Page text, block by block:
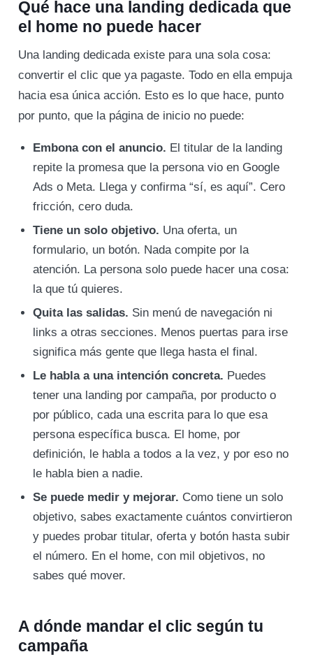
Qué hace una landing dedicada que
el home no puede hacer
Una landing dedicada existe para una sola cosa:
convertir el clic que ya pagaste. Todo en ella empuja
hacia esa única acción. Esto es lo que hace, punto
por punto, que la página de inicio no puede:
Embona con el anuncio. El titular de la landing
repite la promesa que la persona vio en Google
Ads o Meta. Llega y confirma “sí, es aquí”. Cero
fricción, cero duda.
Tiene un solo objetivo. Una oferta, un
formulario, un botón. Nada compite por la
atención. La persona solo puede hacer una cosa:
la que tú quieres.
Quita las salidas. Sin menú de navegación ni
links a otras secciones. Menos puertas para irse
significa más gente que llega hasta el final.
Le habla a una intención concreta. Puedes
tener una landing por campaña, por producto o
por público, cada una escrita para lo que esa
persona específica busca. El home, por
definición, le habla a todos a la vez, y por eso no
le habla bien a nadie.
Se puede medir y mejorar. Como tiene un solo
objetivo, sabes exactamente cuántos convirtieron
y puedes probar titular, oferta y botón hasta subir
el número. En el home, con mil objetivos, no
sabes qué mover.
A dónde mandar el clic según tu
campaña